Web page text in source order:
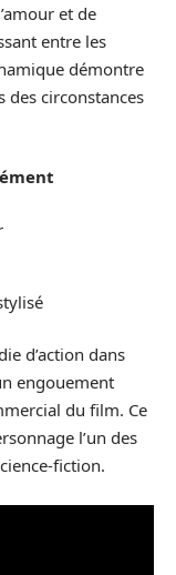
et de
entre les
démontre
des circonstances
d’action dans
engouement
du film. Ce
l’un des
fiction.